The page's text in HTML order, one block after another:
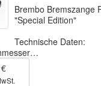
Brembo Bremszange
"Special Edition"
Technische Daten: